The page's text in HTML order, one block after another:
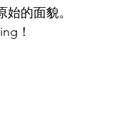
的面貌。
！